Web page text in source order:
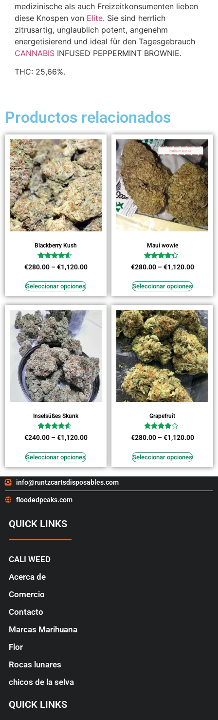
medizinische als auch Freizeitkonsumenten lieben
diese Knospen von Elite. Sie sind herrlich
zitrusartig, unglaublich potent, angenehm
energetisierend und ideal für den Tagesgebrauch
CANNABIS INFUSED PEPPERMINT BROWNIE.
THC: 25,66%.
Productos relacionados
Blackberry Kush
Valorado
de 5
€280.00–€1,120.00
Seleccionar opciones
Maui wowie
Valorado
de 5
€280.00–€1,120.00
Seleccionar opciones
Inselsüßes Skunk
Valorado
de 5
€240.00–€1,120.00
Seleccionar opciones
Grapefruit
Valorado
en
de 5
€280.00–€1,120.00
Seleccionar opciones
info@runtzcartsdisposables.com
floodedpcaks.com
QUICK LINKS
CALI WEED
Acerca de
Comercio
Contacto
Marcas Marihuana
Flor
Rocas lunares
chicos de la selva
QUICK LINKS